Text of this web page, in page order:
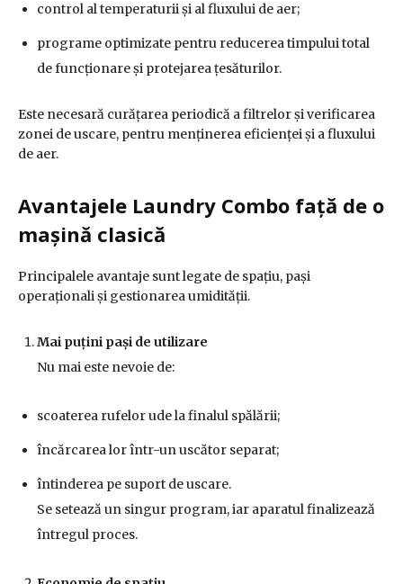
control al temperaturii și al fluxului de aer;
programe optimizate pentru reducerea timpului total
de funcționare și protejarea țesăturilor.
Este necesară curățarea periodică a filtrelor și verificarea
zonei de uscare, pentru menținerea eficienței și a fluxului
de aer.
Avantajele Laundry Combo față de o
mașină clasică
Principalele avantaje sunt legate de spațiu, pași
operaționali și gestionarea umidității.
Mai puțini pași de utilizare
Nu mai este nevoie de:
scoaterea rufelor ude la finalul spălării;
încărcarea lor într-un uscător separat;
întinderea pe suport de uscare.
Se setează un singur program, iar aparatul finalizează
întregul proces.